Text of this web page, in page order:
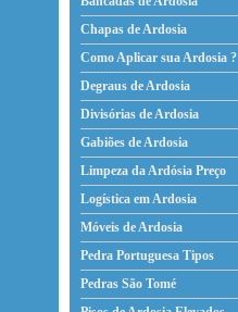
Chapas de Ardosia
Como Aplicar sua Ardosia ?
Degraus de Ardosia
Divisórias de Ardosia
Gabiões de Ardosia
Limpeza da Ardósia Preço
Logística em Ardosia
Móveis de Ardosia
Pedra Portuguesa Tipos
Pedras São Tomé